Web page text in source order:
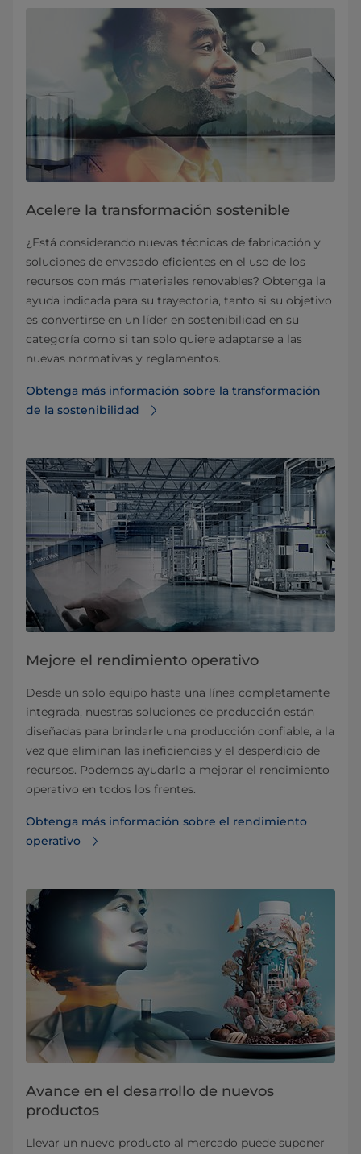
Acelere la transformación sostenible
¿Está considerando nuevas técnicas de fabricación y
soluciones de envasado eficientes en el uso de los
recursos con más materiales renovables? Obtenga la
ayuda indicada para su trayectoria, tanto si su objetivo
es convertirse en un líder en sostenibilidad en su
categoría como si tan solo quiere adaptarse a las
nuevas normativas y reglamentos.
Obtenga más información sobre la transformación
de la sostenibilidad
Mejore el rendimiento operativo
Desde un solo equipo hasta una línea completamente
integrada, nuestras soluciones de producción están
diseñadas para brindarle una producción confiable, a la
vez que eliminan las ineficiencias y el desperdicio de
recursos. Podemos ayudarlo a mejorar el rendimiento
operativo en todos los frentes.
Obtenga más información sobre el rendimiento
operativo
Avance en el desarrollo de nuevos
productos
Llevar un nuevo producto al mercado puede suponer